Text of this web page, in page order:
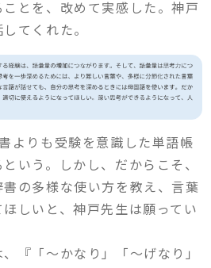
とを、改めて実感した。神戸
てくれた。
よりも受験を意識した単語帳
いう。しかし、だからこそ、
の多様な使い方を教え、言葉
しいと、神戸先生は願ってい
『「～かなり」「～げなり」